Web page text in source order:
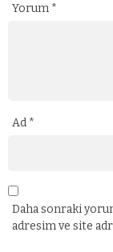
Yorum *
Ad *
Daha sonraki
adresim ve site